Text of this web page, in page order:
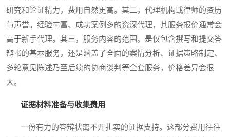
研究和论证精力，费用自然更高。其二，代理机构或律师的资历
与声誉。经验丰富、成功案例多的资深代理，其服务报价通常会
高于新手代理。其三，服务内容的范围。是仅包含撰写和提交答
辩书的基本服务，还是涵盖了全面的案情分析、证据策略制定、
多轮意见陈述乃至后续的协商谈判等全套服务，价格差异会很
大。
证据材料准备与收集费用
一份有力的答辩状离不开扎实的证据支持。这部分费用往往